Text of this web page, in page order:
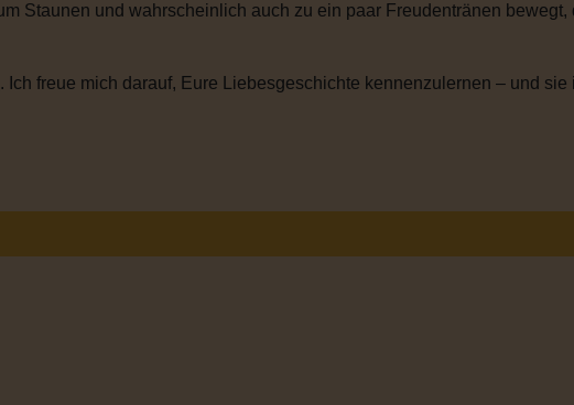
Staunen und wahrscheinlich auch zu ein paar Freudentränen bewegt,
. Ich freue mich darauf, Eure Liebesgeschichte kennenzulernen – und sie